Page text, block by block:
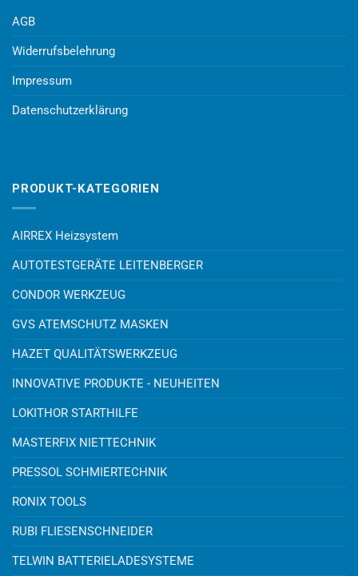
AGB
Widerrufsbelehrung
Impressum
Datenschutzerklärung
PRODUKT-KATEGORIEN
AIRREX Heizsystem
AUTOTESTGERÄTE LEITENBERGER
CONDOR WERKZEUG
GVS ATEMSCHUTZ MASKEN
HAZET QUALITÄTSWERKZEUG
INNOVATIVE PRODUKTE - NEUHEITEN
LOKITHOR STARTHILFE
MASTERFIX NIETTECHNIK
PRESSOL SCHMIERTECHNIK
RONIX TOOLS
RUBI FLIESENSCHNEIDER
TELWIN BATTERIELADESYSTEME